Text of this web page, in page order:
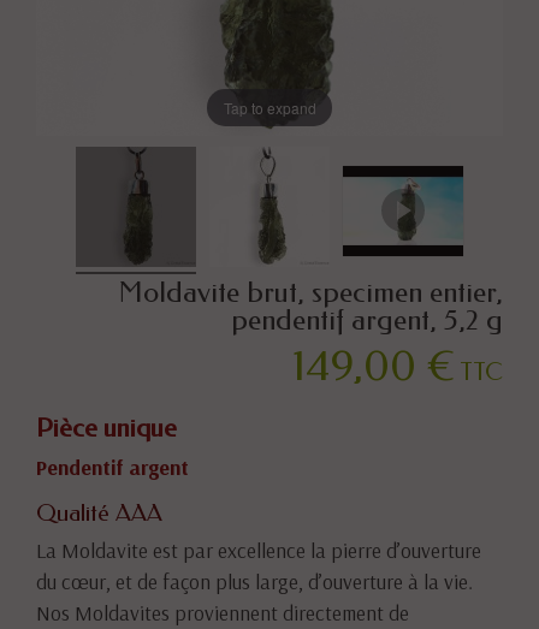
Tap to expand
Moldavite brut, specimen entier,
pendentif argent, 5,2 g
149,00 € TTC
Pièce unique
Pendentif argent
Qualité AAA
La Moldavite est par excellence la pierre d’ouverture
du cœur, et de façon plus large, d’ouverture à la vie.
Nos Moldavites proviennent directement de